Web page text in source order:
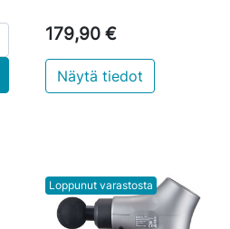
179,90 €
Näytä tiedot
Loppunut varastosta